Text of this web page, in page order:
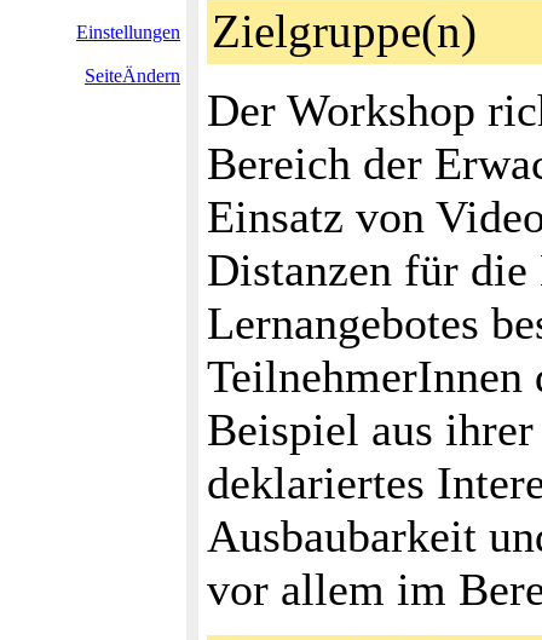
Einstellungen
SeiteÄndern
Zielgruppe(n)
Der Workshop
Bereich der
Einsatz von
Distanzen für
Lernangebotes
TeilnehmerInnen
Beispiel aus
deklariertes
Ausbaubarkeit
vor allem im